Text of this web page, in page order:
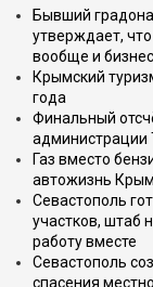
Бывший
утверждает,
вообще и
Крымский
года
Финальный
администрации
Газ вместо
автожизнь
Севастополь
участков, штаб
работу вместе
Севастополь
спасения